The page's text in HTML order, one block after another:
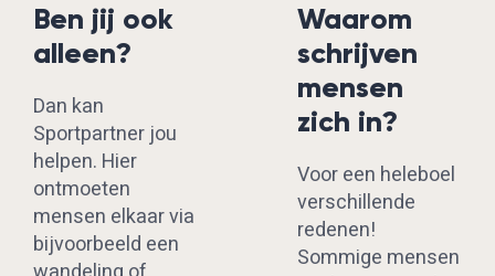
Ben jij ook
alleen?
Dan kan
Sportpartner jou
helpen. Hier
ontmoeten
mensen elkaar via
bijvoorbeeld een
Waarom
schrijven
mensen
zich in?
Voor een heleboel
verschillende
redenen!
Sommige mensen